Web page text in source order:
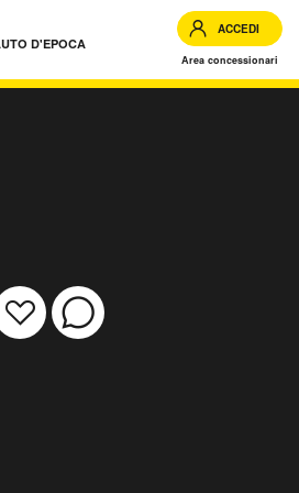
D'EPOCA
ACCEDI
Area concessionari